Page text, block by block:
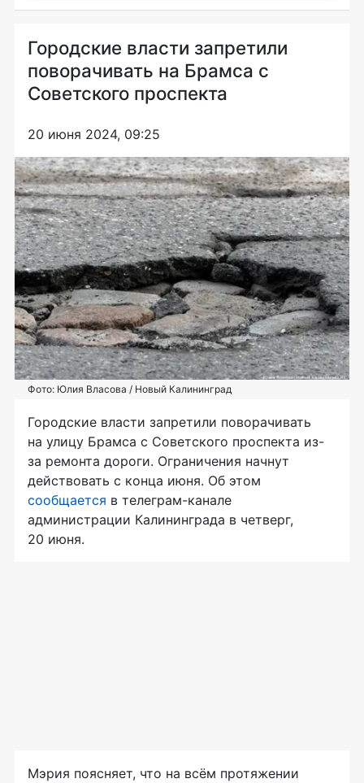
Городские власти запретили
поворачивать на Брамса с
Советского проспекта
20 июня 2024, 09:25
Фото: Юлия Власова / Новый Калининград
Городские власти запретили поворачивать
на улицу Брамса с Советского проспекта из-
за ремонта дороги. Ограничения начнут
действовать с конца июня. Об этом
сообщается в телеграм-канале
администрации Калининграда в четверг,
20 июня.
Мэрия поясняет, что на всём протяжении